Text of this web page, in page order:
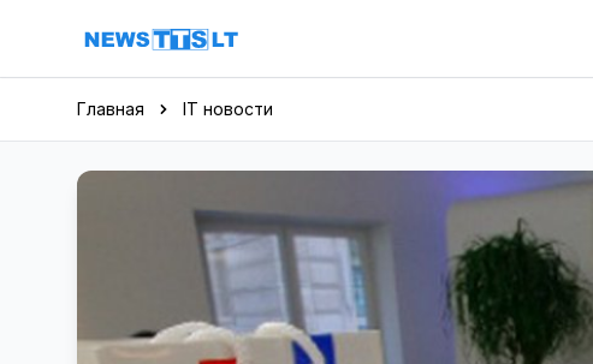
Перейти к содержимому
Главная IT новости